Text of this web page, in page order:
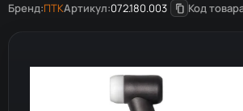
Бренд:ПТКАртикул:072.180.003 Код